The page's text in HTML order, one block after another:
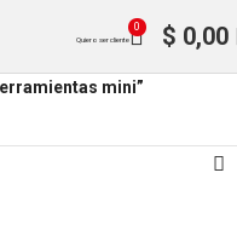
Quiero ser cliente
0 $ 0,00
mini”